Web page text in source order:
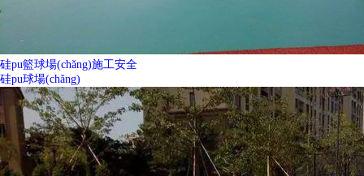
硅pu籃球場(chǎng)施工安全
硅pu球場(chǎng)